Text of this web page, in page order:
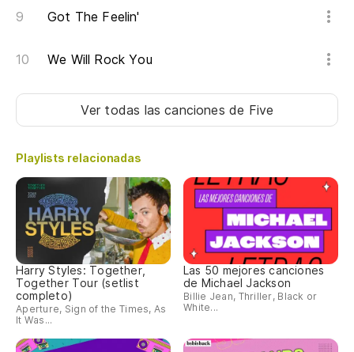
Got The Feelin'
We Will Rock You
Ver todas las cancionesde Five
Playlists relacionadas
Harry Styles: Together,
Together Tour (setlist
completo)
Aperture, Sign of the Times, As
It Was...
Las 50 mejores canciones
de Michael Jackson
Billie Jean, Thriller, Black or
White...